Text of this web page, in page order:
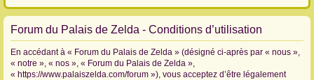
e
Forum du Palais de Zelda - Conditions d’utilisation
En accédant à « Forum du Palais de Zelda » (désigné ci-après par « nous »,
« notre », « nos », « Forum du Palais de Zelda »,
« https://www.palaiszelda.com/forum »), vous acceptez d’être légalement